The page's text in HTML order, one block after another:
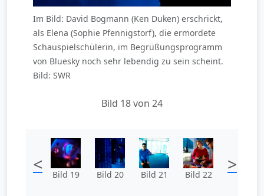
Im Bild: David Bogmann (Ken Duken) erschrickt,
als Elena (Sophie Pfennigstorf), die ermordete
Schauspielschülerin, im Begrüßungsprogramm
von Bluesky noch sehr lebendig zu sein scheint.
Bild: SWR
Bild 18 von 24
< Bild 19 Bild 20 Bild 21 Bild 22 >